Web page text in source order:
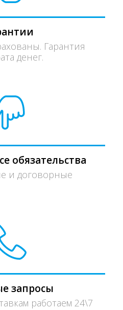
Гарантия
денег.
обязательства
и договорные
запросы
работаем 24\7